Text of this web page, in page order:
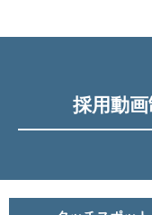
採用動画